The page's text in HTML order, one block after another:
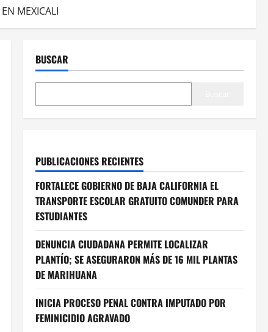
MEXICALI
BUSCAR
PUBLICACIONES RECIENTES
FORTALECE GOBIERNO DE BAJA CALIFORNIA EL
TRANSPORTE ESCOLAR GRATUITO COMUNDER PARA
ESTUDIANTES
DENUNCIA CIUDADANA PERMITE LOCALIZAR
PLANTÍO; SE ASEGURARON MÁS DE 16 MIL PLANTAS
DE MARIHUANA
INICIA PROCESO PENAL CONTRA IMPUTADO POR
FEMINICIDIO AGRAVADO